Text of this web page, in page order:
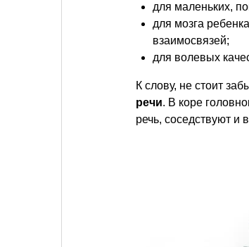
для маленьких,
для мозга
взаимосвязей;
для волевых
К слову, не стоит
речи. В коре
речь, соседствуют и